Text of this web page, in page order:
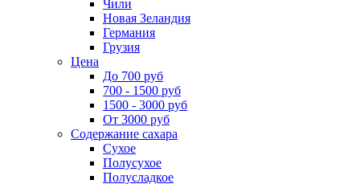
Чили
Новая Зеландия
Германия
Грузия
Цена
До 700 руб
700 - 1500 руб
1500 - 3000 руб
От 3000 руб
Содержание сахара
Сухое
Полусухое
Полусладкое